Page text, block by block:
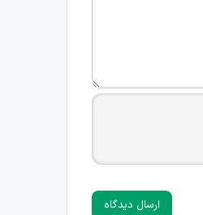
ارسال دیدگاه